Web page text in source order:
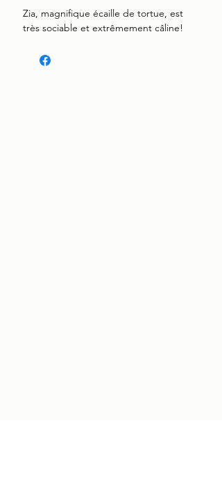
Zia, magnifique écaille de tortue, est
très sociable et extrêmement câline!